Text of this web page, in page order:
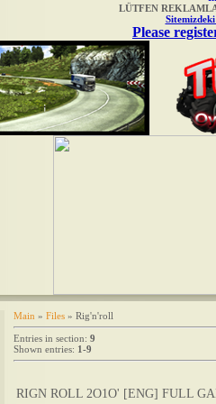
LÜTFEN
Please
Main » Files » Rig'n'roll
Entries in section: 9
Shown entries: 1-9
RIGN ROLL 2O1O' [ENG] FULL